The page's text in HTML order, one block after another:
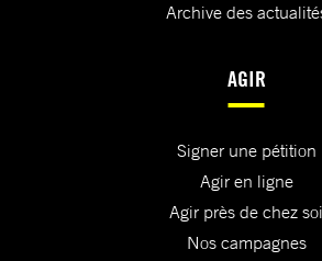
Archive des
AGIR
Signer une pétition
Agir en ligne
Agir près de chez soi
Nos campagnes